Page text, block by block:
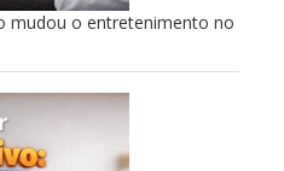
mudou o entretenimento no